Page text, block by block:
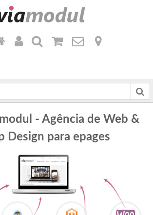
- Agência de Web &
Design para epages